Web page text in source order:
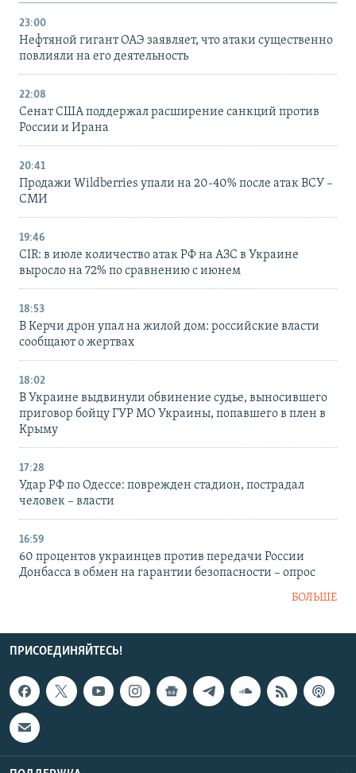
23:00
Нефтяной гигант ОАЭ заявляет, что атаки существенно
повлияли на его деятельность
22:08
Сенат США поддержал расширение санкций против
России и Ирана
20:41
Продажи Wildberries упали на 20-40% после атак ВСУ –
СМИ
19:46
CIR: в июле количество атак РФ на АЗС в Украине
выросло на 72% по сравнению с июнем
18:53
В Керчи дрон упал на жилой дом: российские власти
сообщают о жертвах
18:02
В Украине выдвинули обвинение судье, выносившего
приговор бойцу ГУР МО Украины, попавшего в плен в
Крыму
17:28
Удар РФ по Одессе: поврежден стадион, пострадал
человек – власти
16:59
60 процентов украинцев против передачи России
Донбасса в обмен на гарантии безопасности – опрос
БОЛЬШЕ
ПРИСОЕДИНЯЙТЕСЬ!